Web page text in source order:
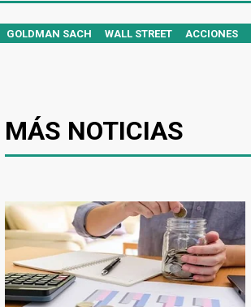
GOLDMAN SACH WALL STREET ACCIONES
MÁS NOTICIAS